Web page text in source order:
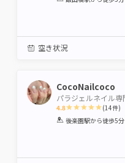
空き状況
CocoNailcoco
4.8
1 2 3 4 5
(14件)
後楽園駅から徒歩5分